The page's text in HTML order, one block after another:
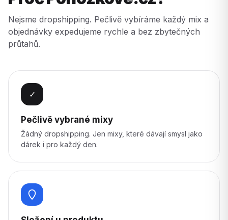
Nejsme dropshipping. Pečlivě vybíráme každý mix a
objednávky expedujeme rychle a bez zbytečných
průtahů.
✓
Pečlivě vybrané mixy
Žádný dropshipping. Jen mixy, které dávají smysl jako
dárek i pro každý den.